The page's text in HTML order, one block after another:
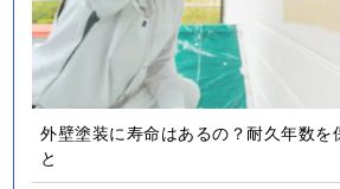
外壁塗装に寿命はあるの？耐久年数を
と